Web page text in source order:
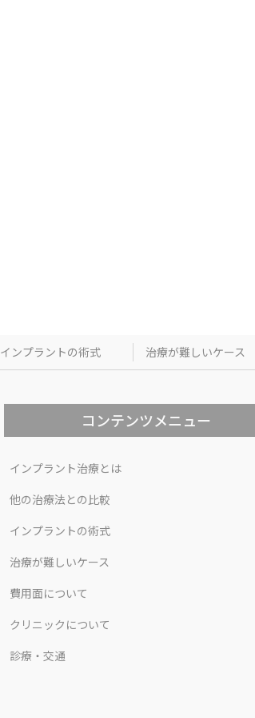
インプラントの術式 治療が難しいケース
コンテンツメニュー
インプラント治療とは
他の治療法との比較
インプラントの術式
治療が難しいケース
費用面について
クリニックについて
診療・交通